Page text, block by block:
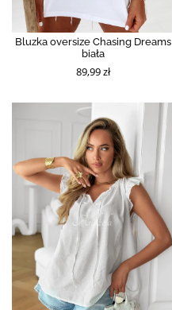
Bluzka oversize Chasing Dreams
biała
89,99 zł